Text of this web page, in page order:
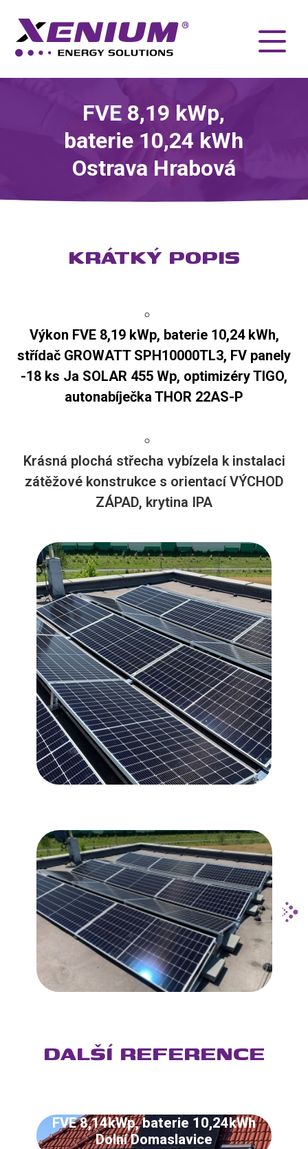
FVE 8,19 kWp,
baterie 10,24 kWh
Ostrava Hrabová
KRÁTKÝ POPIS
Výkon FVE 8,19 kWp, baterie 10,24 kWh,
střídač GROWATT SPH10000TL3, FV panely
-18 ks Ja SOLAR 455 Wp, optimizéry TIGO,
autonabíječka THOR 22AS-P
Krásná plochá střecha vybízela k instalaci
zátěžové konstrukce s orientací VÝCHOD
ZÁPAD, krytina IPA
DALŠÍ REFERENCE
FVE 8,14kWp, baterie 10,24kWh
Dolní Domaslavice